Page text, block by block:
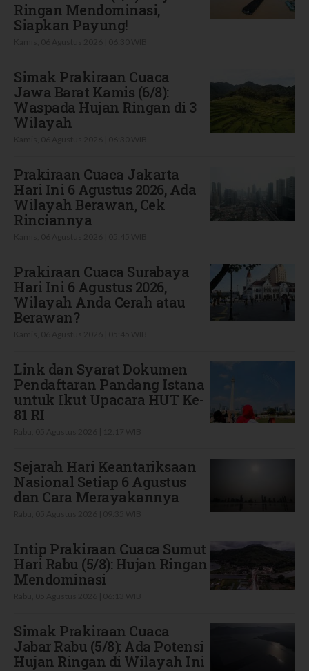
Ringan Mendominasi,
Siapkan Payung!
Simak Prakiraan Cuaca
Jawa Barat Kamis (6/8):
Waspada Hujan Ringan di 3
Wilayah
Prakiraan Cuaca Jakarta
Hari Ini 6 Agustus 2026, Ada
Wilayah Berawan, Cek
Rinciannya
Prakiraan Cuaca Surabaya
Hari Ini 6 Agustus 2026,
Wilayah Anda Cerah atau
Berawan?
Link dan Syarat Dokumen
Pendaftaran Pandang Istana
untuk Ikut Upacara HUT Ke-
81 RI
Sejarah Hari Keantariksaan
Nasional Setiap 6 Agustus
dan Cara Merayakannya
Intip Prakiraan Cuaca Sumut
Hari Rabu (5/8): Hujan Ringan
Mendominasi
Simak Prakiraan Cuaca
Jabar Rabu (5/8): Ada Potensi
Hujan Ringan di Wilayah Ini